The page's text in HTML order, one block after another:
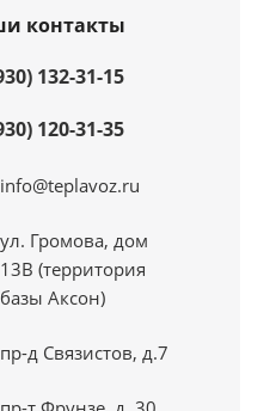
контакты
132-31-15
120-31-35
info@teplavoz.ru
ул. Громова, дом
13В (территория
базы Аксон)
пр-д Связистов, д.7